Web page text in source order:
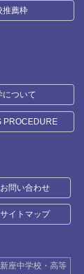
推薦枠
について
PROCEDURE
お問い合わせ
サイトマップ
座中学校・高等